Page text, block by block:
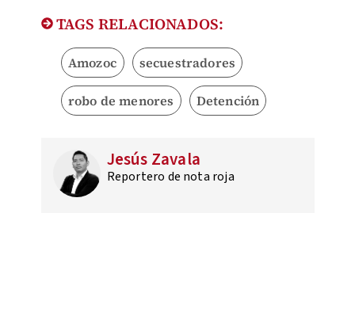
TAGS RELACIONADOS:
Amozoc secuestradores
robo de menores Detención
Jesús Zavala
Reportero de nota roja